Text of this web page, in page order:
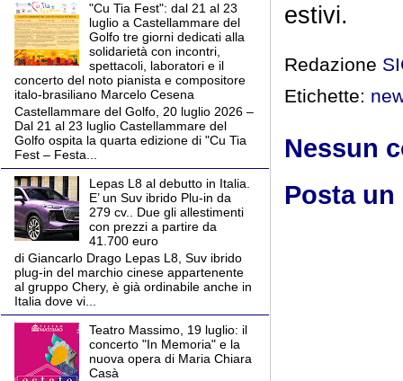
estivi.
Redazione
Etichette:
Nessun
Posta
"Cu Tia Fest": dal 21 al 23
luglio a Castellammare del
Golfo tre giorni dedicati alla
solidarietà con incontri,
spettacoli, laboratori e il
concerto del noto pianista e compositore
italo-brasiliano Marcelo Cesena
Castellammare del Golfo, 20 luglio 2026 –
Dal 21 al 23 luglio Castellammare del
Golfo ospita la quarta edizione di "Cu Tia
Fest – Festa...
Lepas L8 al debutto in Italia.
E’ un Suv ibrido Plu-in da
279 cv.. Due gli allestimenti
con prezzi a partire da
41.700 euro
di Giancarlo Drago Lepas L8, Suv ibrido
plug-in del marchio cinese appartenente
al gruppo Chery, è già ordinabile anche in
Italia dove vi...
Teatro Massimo, 19 luglio: il
concerto "In Memoria" e la
nuova opera di Maria Chiara
Casà